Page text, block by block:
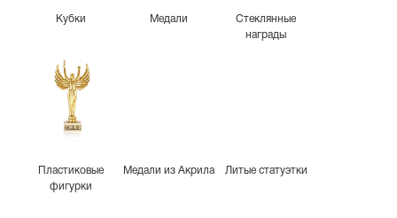
Кубки Медали
Стеклянные
награды
Пластиковые
фигурки
Медали из Акрила Литые статуэтки